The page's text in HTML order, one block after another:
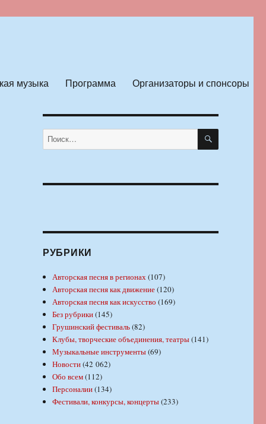
музыка Программа Организаторы и спонсоры
Искать: ПОИСК
РУБРИКИ
Авторская песня в регионах(107)
Авторская песня как движение(120)
Авторская песня как искусство (169)
Без рубрики(145)
Грушинский фестиваль(82)
Клубы, творческие объединения, театры(141)
Музыкальные инструменты(69)
Новости(42 062)
Обо всем(112)
Персоналии(134)
Фестивали, конкурсы, концерты(233)